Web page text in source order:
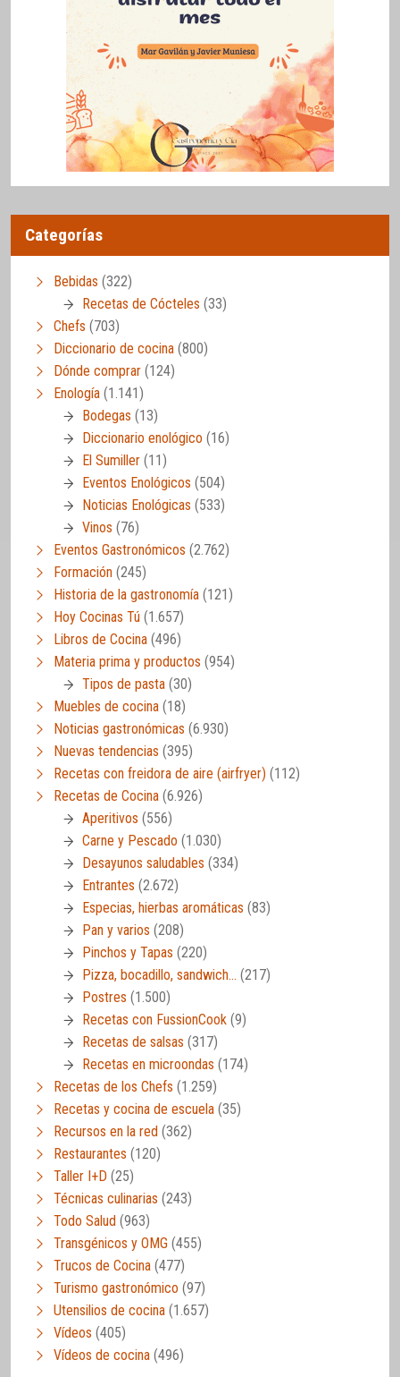
Categorías
Bebidas (322)
Recetas de Cócteles (33)
Chefs (703)
Diccionario de cocina (800)
Dónde comprar (124)
Enología (1.141)
Bodegas (13)
Diccionario enológico (16)
El Sumiller (11)
Eventos Enológicos (504)
Noticias Enológicas (533)
Vinos (76)
Eventos Gastronómicos (2.762)
Formación (245)
Historia de la gastronomía (121)
Hoy Cocinas Tú (1.657)
Libros de Cocina (496)
Materia prima y productos (954)
Tipos de pasta (30)
Muebles de cocina (18)
Noticias gastronómicas (6.930)
Nuevas tendencias (395)
Recetas con freidora de aire (airfryer) (112)
Recetas de Cocina (6.926)
Aperitivos (556)
Carne y Pescado (1.030)
Desayunos saludables (334)
Entrantes (2.672)
Especias, hierbas aromáticas (83)
Pan y varios (208)
Pinchos y Tapas (220)
Pizza, bocadillo, sandwich… (217)
Postres (1.500)
Recetas con FussionCook (9)
Recetas de salsas (317)
Recetas en microondas (174)
Recetas de los Chefs (1.259)
Recetas y cocina de escuela (35)
Recursos en la red (362)
Restaurantes (120)
Taller I+D (25)
Técnicas culinarias (243)
Todo Salud (963)
Transgénicos y OMG (455)
Trucos de Cocina (477)
Turismo gastronómico (97)
Utensilios de cocina (1.657)
Vídeos (405)
Vídeos de cocina (496)